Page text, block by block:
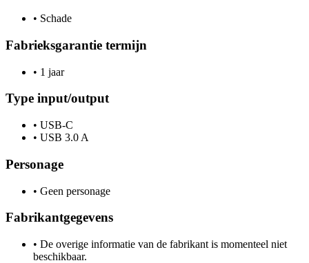
• Schade
Fabrieksgarantie termijn
• 1 jaar
Type input/output
• USB-C
• USB 3.0 A
Personage
• Geen personage
Fabrikantgegevens
• De overige informatie van de fabrikant is momenteel niet
beschikbaar.